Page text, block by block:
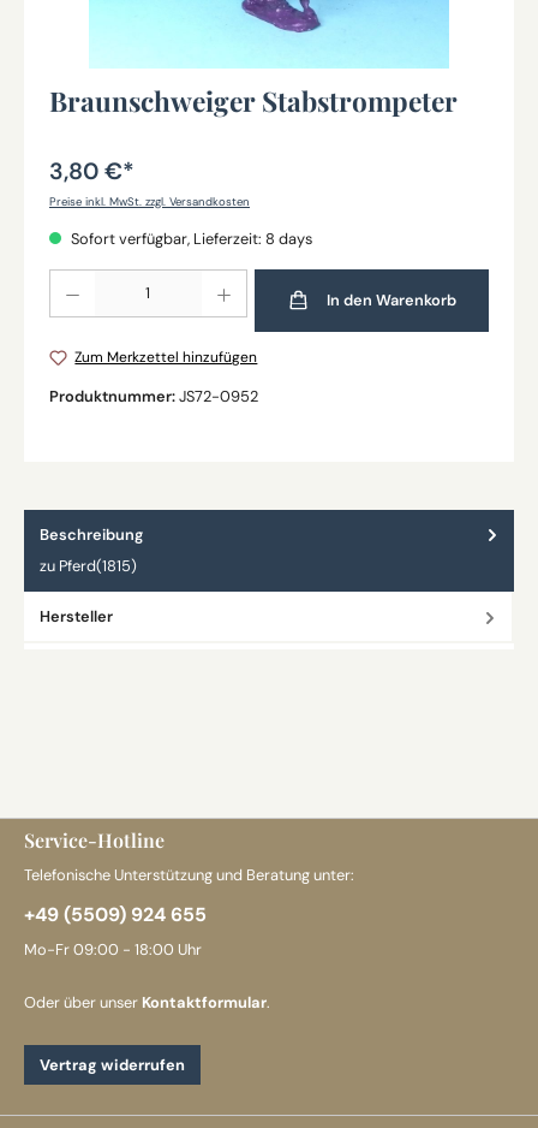
Braunschweiger Stabstrompeter
3,80 €*
Preise inkl. MwSt. zzgl. Versandkosten
Sofort verfügbar, Lieferzeit: 8 days
Produkt Anzahl: Gib den gewünschten Wert ein oder benutze die Schaltflächen um die
In den Warenkorb
Zum Merkzettel hinzufügen
Produktnummer:JS72-0952
Beschreibung
zu Pferd(1815)
Hersteller
Service-Hotline
Telefonische Unterstützung und Beratung unter:
+49 (5509) 924 655
Mo-Fr 09:00 - 18:00 Uhr
Oder über unser Kontaktformular.
Vertrag widerrufen